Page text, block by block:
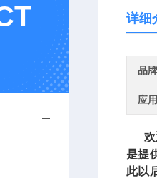
详细
品牌
应
欢
是提
此以